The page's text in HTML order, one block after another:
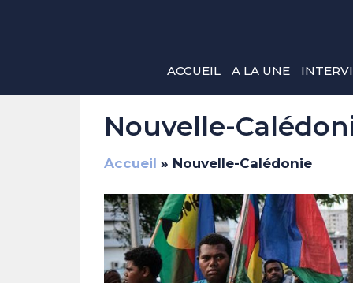
ACCUEIL A LA UNE
Nouvelle-
Accueil » Nouvelle-Calédonie